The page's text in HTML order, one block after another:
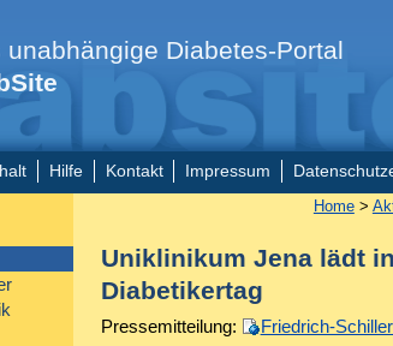
unabhängige Diabetes-Portal
Hilfe Kontakt Impressum
Home>
Uniklinikum Jena lädt
Diabetikertag
Pressemitteilung: Friedrich-